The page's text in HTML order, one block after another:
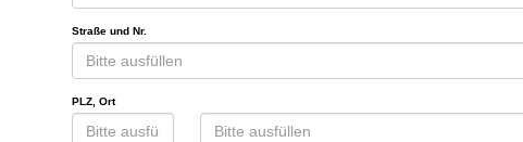
Straße und Nr.
PLZ, Ort